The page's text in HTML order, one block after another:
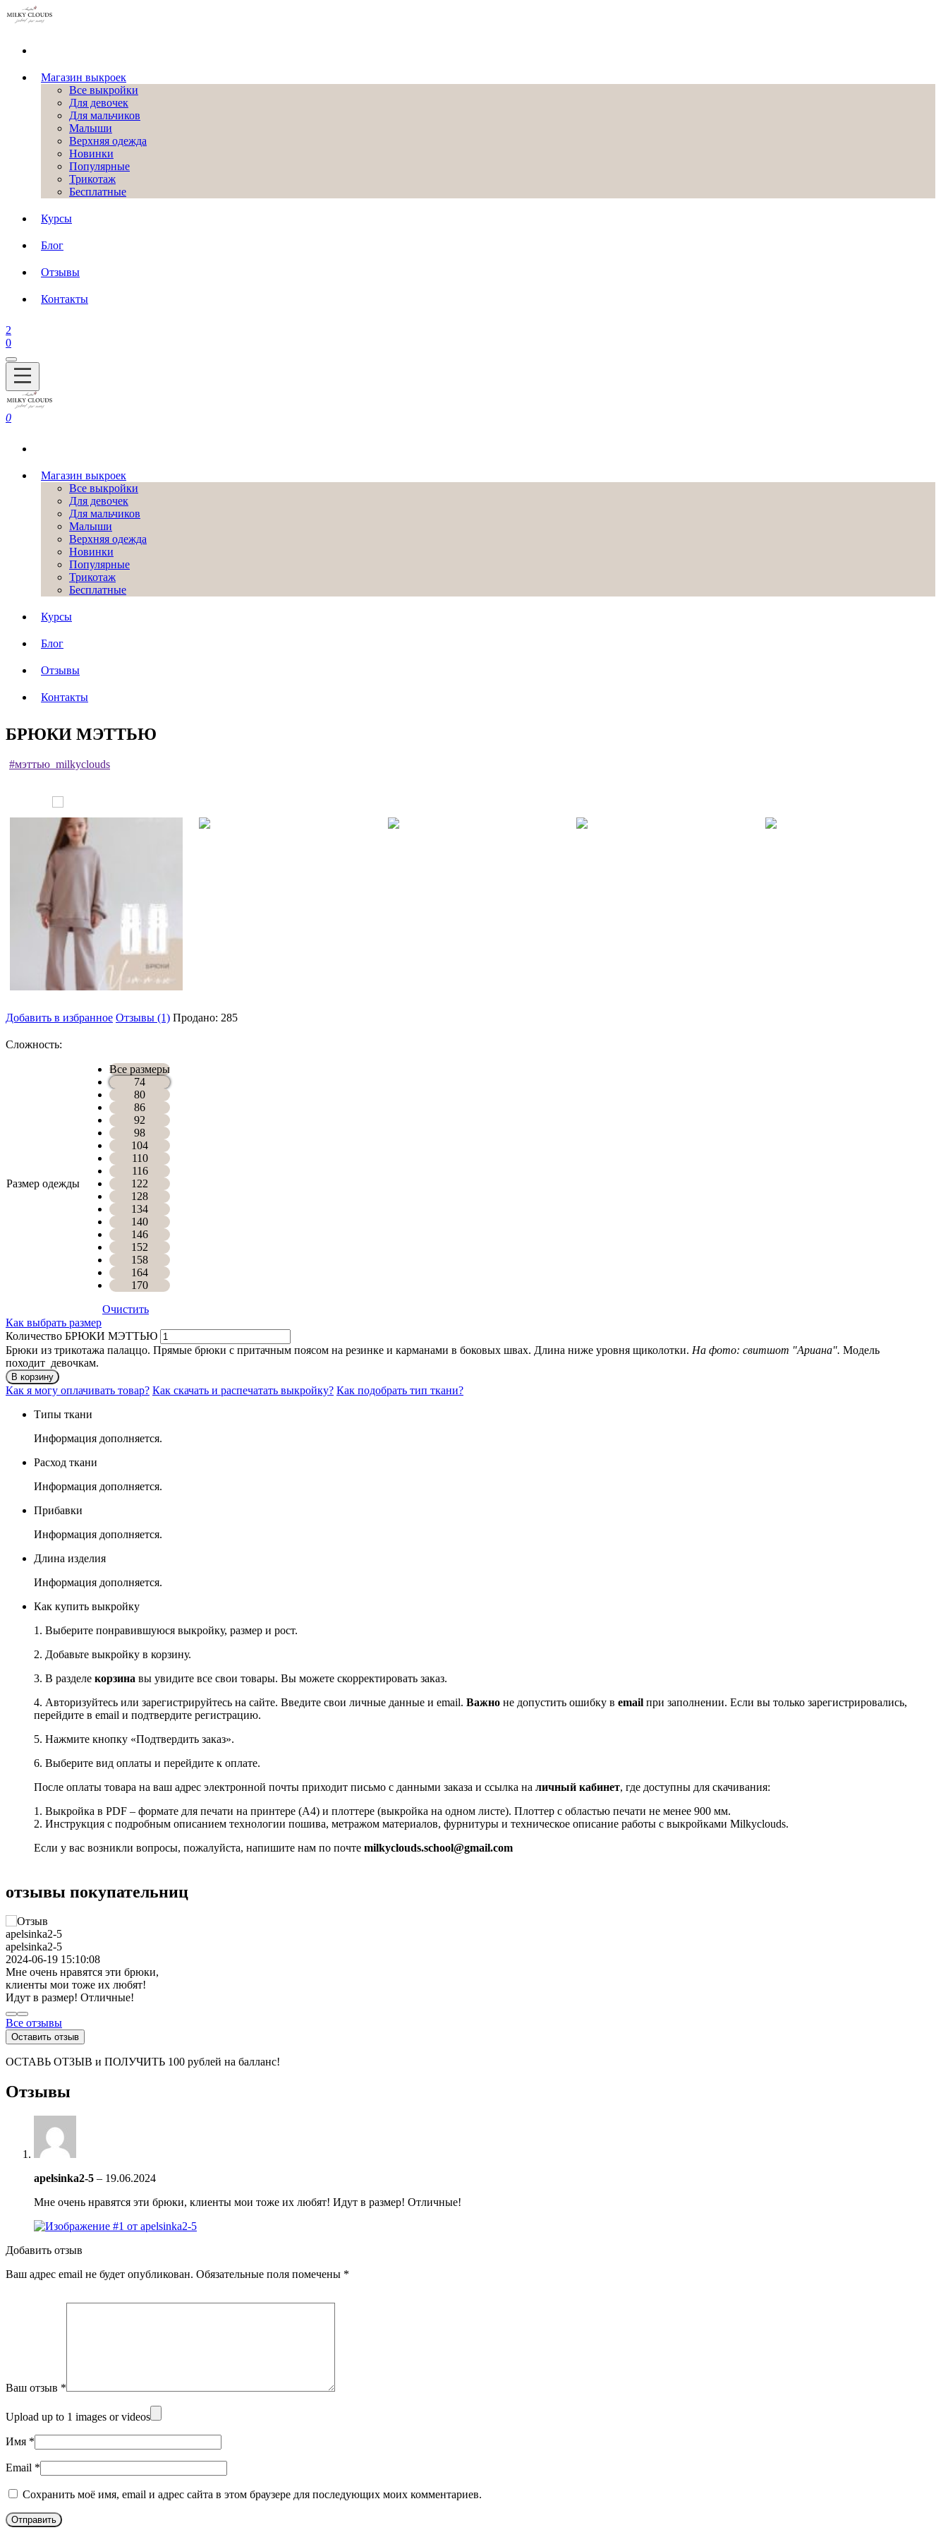
Магазин выкроек
Все выкройки
Для девочек
Для мальчиков
Малыши
Верхняя одежда
Новинки
Популярные
Трикотаж
Бесплатные
Курсы
Блог
Отзывы
Контакты
2
0
0
Магазин выкроек
Все выкройки
Для девочек
Для мальчиков
Малыши
Верхняя одежда
Новинки
Популярные
Трикотаж
Бесплатные
Курсы
Блог
Отзывы
Контакты
БРЮКИ МЭТТЬЮ
#мэттью_milkyclouds
Добавить в избранное Отзывы (1) Продано: 285
Сложность:
Размер одежды
Все размеры
74
80
86
92
98
104
110
116
122
128
134
140
146
152
158
164
170
Очистить
Как выбрать размер
Количество БРЮКИ МЭТТЬЮ
Брюки из трикотажа палаццо. Прямые брюки с притачным поясом на резинке и карманами в боковых швах. Длина ниже уровня щиколотки. На фото: свитшот "Ариана". Модель
походит девочкам.
В корзину
Как я могу оплачивать товар? Как скачать и распечатать выкройку? Как подобрать тип ткани?
Типы ткани
Информация дополняется.
Расход ткани
Информация дополняется.
Прибавки
Информация дополняется.
Длина изделия
Информация дополняется.
Как купить выкройку
1. Выберите понравившуюся выкройку, размер и рост.
2. Добавьте выкройку в корзину.
3. В разделе корзина вы увидите все свои товары. Вы можете скорректировать заказ.
4. Авторизуйтесь или зарегистрируйтесь на сайте. Введите свои личные данные и email. Важно не допустить ошибку в email при заполнении. Если вы только зарегистрировались,
перейдите в email и подтвердите регистрацию.
5. Нажмите кнопку «Подтвердить заказ».
6. Выберите вид оплаты и перейдите к оплате.
После оплаты товара на ваш адрес электронной почты приходит письмо с данными заказа и ссылка на личный кабинет, где доступны для скачивания:
1. Выкройка в PDF – формате для печати на принтере (А4) и плоттере (выкройка на одном листе). Плоттер с областью печати не менее 900 мм.
2. Инструкция с подробным описанием технологии пошива, метражом материалов, фурнитуры и техническое описание работы с выкройками Milkyclouds.
Если у вас возникли вопросы, пожалуйста, напишите нам по почте milkyclouds.school@gmail.com
отзывы покупательниц
apelsinka2-5
2024-06-19 15:10:08
Мне очень нравятся эти брюки,
клиенты мои тоже их любят!
Идут в размер! Отличные!
Все отзывы
Оставить отзыв
ОСТАВЬ ОТЗЫВ и ПОЛУЧИТЬ 100 рублей на балланс!
Отзывы
apelsinka2-5 – 19.06.2024
Мне очень нравятся эти брюки, клиенты мои тоже их любят! Идут в размер! Отличные!
Добавить отзыв
Ваш адрес email не будет опубликован. Обязательные поля помечены *
Ваш отзыв *
Upload up to 1 images or videos
Имя *
Email *
Сохранить моё имя, email и адрес сайта в этом браузере для последующих моих комментариев.